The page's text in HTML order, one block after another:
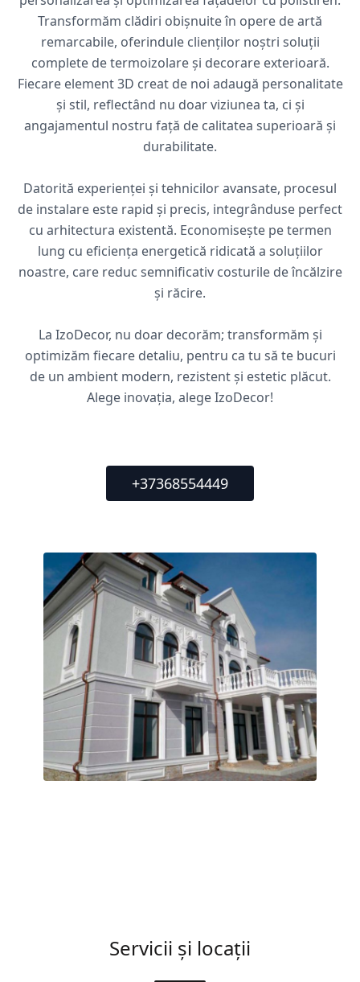
Transformăm clădiri obișnuite în opere de artă
remarcabile, oferindule clienților noștri soluții
complete de termoizolare și decorare exterioară.
Fiecare element 3D creat de noi adaugă personalitate
și stil, reflectând nu doar viziunea ta, ci și
angajamentul nostru față de calitatea superioară și
durabilitate.
Datorită experienței și tehnicilor avansate, procesul
de instalare este rapid și precis, integrânduse perfect
cu arhitectura existentă. Economisește pe termen
lung cu eficiența energetică ridicată a soluțiilor
noastre, care reduc semnificativ costurile de încălzire
și răcire.
La IzoDecor, nu doar decorăm; transformăm și
optimizăm fiecare detaliu, pentru ca tu să te bucuri
de un ambient modern, rezistent și estetic plăcut.
Alege inovația, alege IzoDecor!
+37368554449
Servicii și locații